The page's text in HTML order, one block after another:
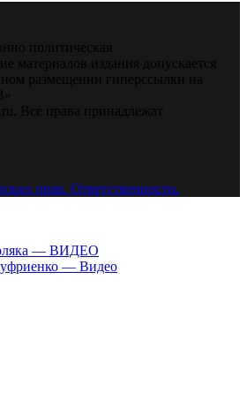
политическая
материалов издания допускается
размещении гиперссылки на
Все права принадлежат
прав. Ответственности.
— ВИДЕО
— Видео